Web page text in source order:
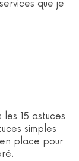
que je
15 astuces
simples
place pour